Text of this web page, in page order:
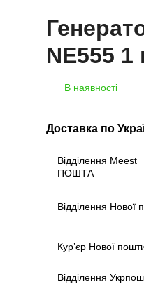
NE555 1
В наявності
Доставка по
Відділення Meest
ПОШТА
Відділення Нової
Кур’єр Нової
Відділення